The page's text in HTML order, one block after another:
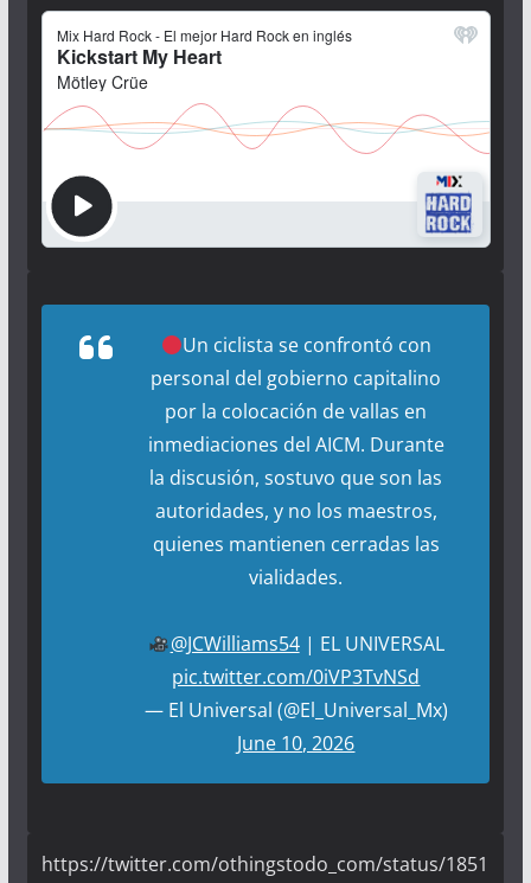
Un ciclista se confrontó con
personal del gobierno capitalino
por la colocación de vallas en
inmediaciones del AICM. Durante
la discusión, sostuvo que son las
autoridades, y no los maestros,
quienes mantienen cerradas las
vialidades.
@JCWilliams54| EL UNIVERSAL
pic.twitter.com/0iVP3TvNSd
— El Universal (@El_Universal_Mx)
June 10, 2026
https://twitter.com/othingstodo_com/status/1851